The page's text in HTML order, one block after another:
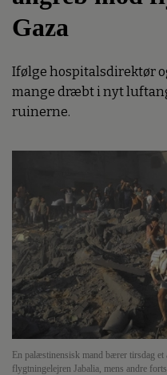
Gaza
Ifølge hospitalsdirektør
mange dræbt i nyt
ruinerne.
En palæstinensisk mand bærer tirsdag
flygtningelejren Jabalia, mens andre